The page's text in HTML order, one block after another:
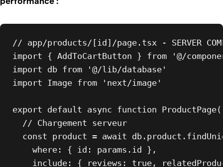
// app/products/[id]/page.tsx - SERVER
import { AddToCartButton } from
'@/
import db from
'@/lib/database'
import Image from 'next/image'
export default async function ProductPage(
// Chargement serveur
const product = await db. product .
where : { id : params. id },
include : { reviews : true ,